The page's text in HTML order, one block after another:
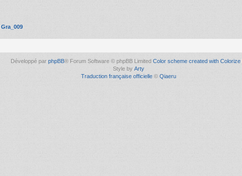
Gra_009
Développé par phpBB® Forum Software © phpBB Limited Color scheme created with Colorize
Style by Arty
Traduction française officielle © Qiaeru